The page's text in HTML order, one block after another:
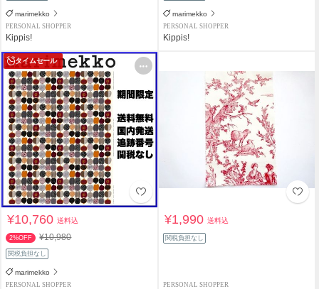
marimekko
PERSONAL SHOPPER
Kippis!
marimekko
PERSONAL SHOPPER
Kippis!
タイムセール
¥10,760送料込
2%OFF ¥10,980
関税負担なし
marimekko
PERSONAL SHOPPER
¥1,990送料込
関税負担なし
PERSONAL SHOPPER